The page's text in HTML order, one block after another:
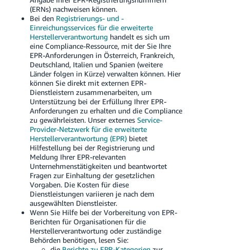
(ERNs) nachweisen können.
Bei den Registrierungs- und -
Einreichungsservices für die erweiterte
Herstellerverantwortung handelt es sich um
eine Compliance-Ressource, mit der Sie Ihre
EPR-Anforderungen in Österreich, Frankreich,
Deutschland, Italien und Spanien (weitere
Länder folgen in Kürze) verwalten können. Hier
können Sie direkt mit externen EPR-
Dienstleistern zusammenarbeiten, um
Unterstützung bei der Erfüllung Ihrer EPR-
Anforderungen zu erhalten und die Compliance
zu gewährleisten. Unser externes Service-
Provider-Netzwerk für die erweiterte
Herstellerverantwortung (EPR)bietet
Hilfestellung bei der Registrierung und
Meldung Ihrer EPR-relevanten
Unternehmenstätigkeiten und beantwortet
Fragen zur Einhaltung der gesetzlichen
Vorgaben. Die Kosten für diese
Dienstleistungen variieren je nach dem
ausgewählten Dienstleister.
Wenn Sie Hilfe bei der Vorbereitung von EPR-
Berichten für Organisationen für die
Herstellerverantwortung oder zuständige
Behörden benötigen, lesen Sie: